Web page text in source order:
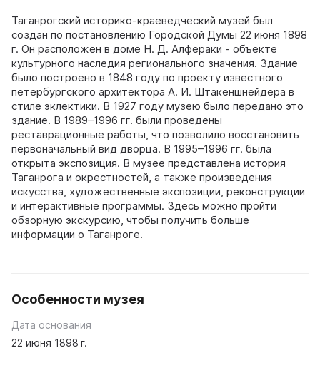
Таганрогский историко-краеведческий музей был
создан по постановлению Городской Думы 22 июня 1898
г. Он расположен в доме Н. Д. Алфераки - объекте
культурного наследия регионального значения. Здание
было построено в 1848 году по проекту известного
петербургского архитектора А. И. Штакеншнейдера в
стиле эклектики. В 1927 году музею было передано это
здание. В 1989–1996 гг. были проведены
реставрационные работы, что позволило восстановить
первоначальный вид дворца. В 1995–1996 гг. была
открыта экспозиция. В музее представлена история
Таганрога и окрестностей, а также произведения
искусства, художественные экспозиции, реконструкции
и интерактивные программы. Здесь можно пройти
обзорную экскурсию, чтобы получить больше
информации о Таганроге.
Особенности музея
Дата основания
22 июня 1898 г.